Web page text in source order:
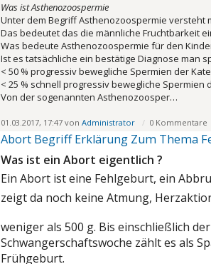
Was ist Asthenozoospermie
Unter dem Begriff Asthenozoospermie versteht
Das bedeutet das die männliche Fruchtbarkeit
Was bedeute Asthenozoospermie für den
Ist es tatsächliche ein bestätige Diagnose man
< 50 % progressiv bewegliche Spermien der
< 25 % schnell progressiv bewegliche Spermien
Von der sogenannten Asthenozoosper…
01.03.2017, 17:47 von Administrator 0 Kommentare
Abort Begriff Erklärung Zum Thema
Was ist ein Abort eigentlich ?
Ein Abort ist eine Fehlgeburt, ein
zeigt da noch keine Atmung,
weniger als 500 g. Bis einschließlich
Schwangerschaftswoche zählt es als
Frühgeburt.